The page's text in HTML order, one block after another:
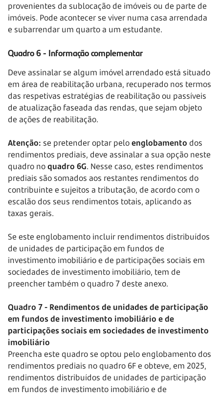
provenientes da sublocação de imóveis ou de parte de
imóveis. Pode acontecer se viver numa casa arrendada
e subarrendar um quarto a um estudante.
Quadro 6 - Informação complementar
Deve assinalar se algum imóvel arrendado está situado
em área de reabilitação urbana, recuperado nos termos
das respetivas estratégias de reabilitação ou passíveis
de atualização faseada das rendas, que sejam objeto
de ações de reabilitação.
Atenção: se pretender optar peloenglobamento dos
rendimentos prediais, deve assinalar a sua opção neste
quadro noquadro 6G. Nesse caso, estes rendimentos
prediais são somados aos restantes rendimentos do
contribuinte e sujeitos a tributação, de acordo com o
escalão dos seus rendimentos totais, aplicando as
taxas gerais.
Se este englobamento incluir rendimentos distribuídos
de unidades de participação em fundos de
investimento imobiliário e de participações sociais em
sociedades de investimento imobiliário, tem de
preencher também o quadro 7 deste anexo.
Quadro 7 - Rendimentos de unidades de participação
em fundos de investimento imobiliário e de
participações sociais em sociedades de investimento
imobiliário
Preencha este quadro se optou pelo englobamento dos
rendimentos prediais no quadro 6F e obteve, em 2025,
rendimentos distribuídos de unidades de participação
em fundos de investimento imobiliário e de